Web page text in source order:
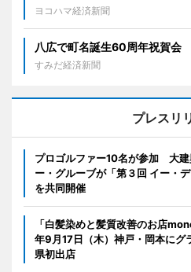
ヨコハマ経済新聞
八広で町名誕生60周年祝賀会
すみだ経済新聞
プレスリ
プロゴルファー10名が参加 大建
ー・グルーブが「第３回 イー・
を共同開催
「白髪染めと髪質改善のお店
年9月17日（木）神戸・岡本に
県初出店